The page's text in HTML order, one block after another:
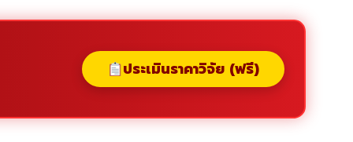
ประเมินราคาวิจัย (ฟรี)